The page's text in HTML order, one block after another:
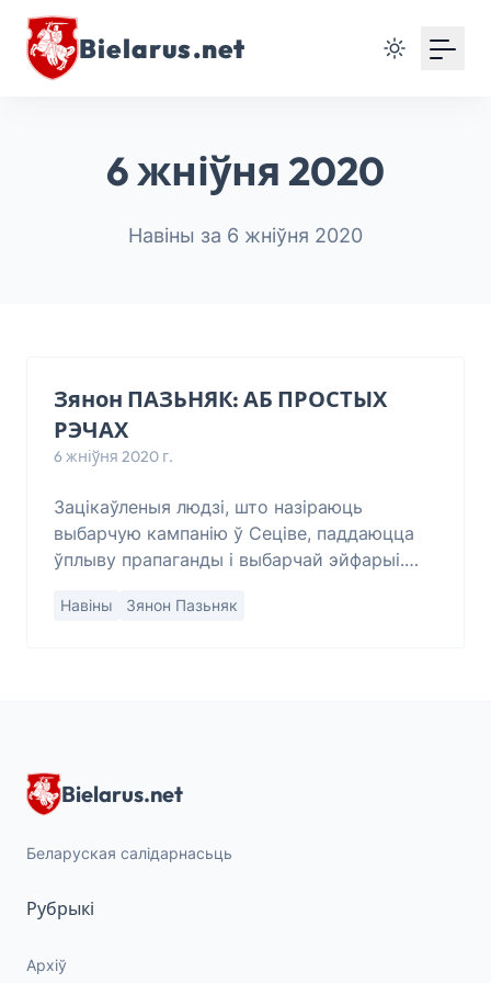
Bielarus.net
6 жніўня 2020
Навіны за 6 жніўня 2020
Зянон ПАЗЬНЯК: АБ ПРОСТЫХ
РЭЧАХ
6 жніўня 2020 г.
Зацікаўленыя людзі, што назіраюць
выбарчую кампанію ў Сеціве, паддаюцца
ўплыву прапаганды і выбарчай эйфарыі.
перакульваецца сьвет. Канец рэжыму. І
Навіны Зянон Пазьняк
Bielarus.net
Беларуская салідарнасьць
Рубрыкі
Архіў